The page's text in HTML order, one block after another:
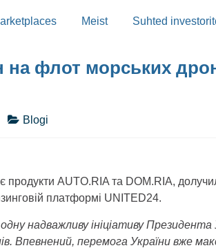
Meist Suhted
на флот морських
Blogi
продукти AUTO.RIA та DOM.RIA,
платформі UNITED24.
надважливу ініціативу Президента
Впевнений, перемога України вже